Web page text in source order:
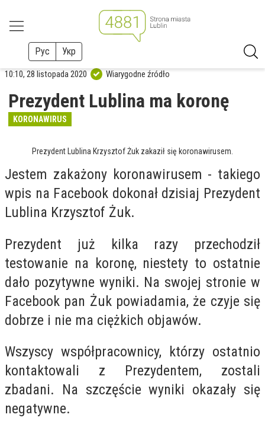
Рус Укр
10:10, 28 listopada 2020 Wiarygodne źródło
Prezydent Lublina ma koronę
KORONAWIRUS
Prezydent Lublina Krzysztof Żuk zakaził się koronawirusem.
Jestem zakażony koronawirusem - takiego
wpis na Facebook dokonał dzisiaj Prezydent
Lublina Krzysztof Żuk.
Prezydent już kilka razy przechodził
testowanie na koronę, niestety to ostatnie
dało pozytywne wyniki. Na swojej stronie w
Facebook pan Żuk powiadamia, że czyje się
dobrze i nie ma ciężkich objawów.
Wszyscy współpracownicy, którzy ostatnio
kontaktowali z Prezydentem, zostali
zbadani. Na szczęście wyniki okazały się
negatywne.